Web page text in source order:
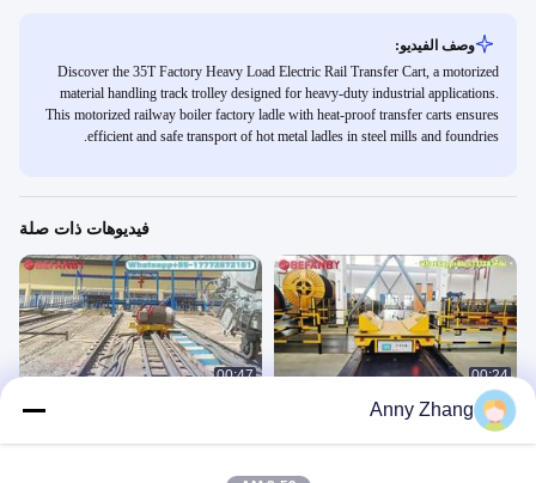
وصف الفيديو:
Discover the 35T Factory Heavy Load Electric Rail Transfer Cart, a motorized
material handling track trolley designed for heavy-duty industrial applications.
This motorized railway boiler factory ladle with heat-proof transfer carts ensures
efficient and safe transport of hot metal ladles in steel mills and foundries.
فيديوهات ذات صلة
00:24
عربة نقل مثبتة على السكة، عربة نقل
00:47
عربة النقل الكهربائية المخصصة للسكك
September 18, 2025
Anny Zhang